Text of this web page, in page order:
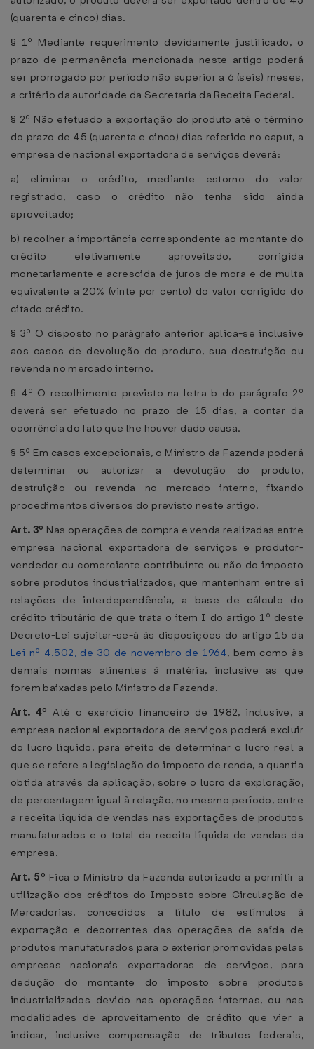
(quarenta e cinco) dias.
§ 1º Mediante requerimento devidamente justificado, o
prazo de permanência mencionada neste artigo poderá
ser prorrogado por período não superior a 6 (seis) meses,
a critério da autoridade da Secretaria da Receita Federal.
§ 2º Não efetuado a exportação do produto até o término
do prazo de 45 (quarenta e cinco) dias referido no caput, a
empresa de nacional exportadora de serviços deverá:
a) eliminar o crédito, mediante estorno do valor
registrado, caso o crédito não tenha sido ainda
aproveitado;
b) recolher a importância correspondente ao montante do
crédito efetivamente aproveitado, corrigida
monetariamente e acrescida de juros de mora e de multa
equivalente a 20% (vinte por cento) do valor corrigido do
citado crédito.
§ 3º O disposto no parágrafo anterior aplica-se inclusive
aos casos de devolução do produto, sua destruição ou
revenda no mercado interno.
§ 4º O recolhimento previsto na letra b do parágrafo 2º
deverá ser efetuado no prazo de 15 dias, a contar da
ocorrência do fato que lhe houver dado causa.
§ 5º Em casos excepcionais, o Ministro da Fazenda poderá
determinar ou autorizar a devolução do produto,
destruição ou revenda no mercado interno, fixando
procedimentos diversos do previsto neste artigo.
Art. 3º Nas operações de compra e venda realizadas entre
empresa nacional exportadora de serviços e produtor-
vendedor ou comerciante contribuinte ou não do imposto
sobre produtos industrializados, que mantenham entre si
relações de interdependência, a base de cálculo do
crédito tributário de que trata o item I do artigo 1º deste
Decreto-Lei sujeitar-se-á às disposições do artigo 15 da
Lei nº 4.502, de 30 de novembro de 1964, bem como às
demais normas atinentes à matéria, inclusive as que
forem baixadas pelo Ministro da Fazenda.
Art. 4ºAté o exercício financeiro de 1982, inclusive, a
empresa nacional exportadora de serviços poderá excluir
do lucro líquido, para efeito de determinar o lucro real a
que se refere a legislação do imposto de renda, a quantia
obtida através da aplicação, sobre o lucro da exploração,
de percentagem igual à relação, no mesmo período, entre
a receita líquida de vendas nas exportações de produtos
manufaturados e o total da receita líquida de vendas da
empresa.
Art. 5º Fica o Ministro da Fazenda autorizado a permitir a
utilização dos créditos do Imposto sobre Circulação de
Mercadorias, concedidos a título de estímulos à
exportação e decorrentes das operações de saída de
produtos manufaturados para o exterior promovidas pelas
empresas nacionais exportadoras de serviços, para
dedução do montante do imposto sobre produtos
industrializados devido nas operações internas, ou nas
modalidades de aproveitamento de crédito que vier a
indicar, inclusive compensação de tributos federais,